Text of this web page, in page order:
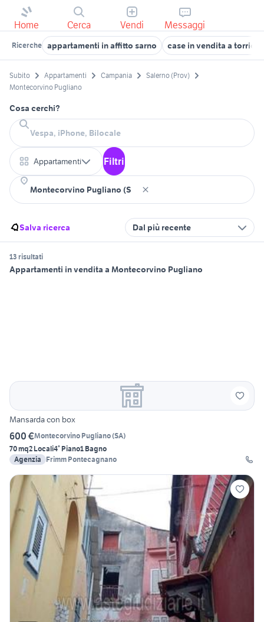
Home Cerca Vendi Messaggi
Ricerche appartamenti in affitto sarno case in vendita a
Subito Appartamenti Campania
Salerno (Prov)
Montecorvino Pugliano
Cosa cerchi?
Appartamenti Filtri
Salva ricerca Dal più recente
13 risultati
Appartamenti in vendita a Montecorvino Pugliano
Mansarda con box
600 €Montecorvino Pugliano(SA)
70 mq2 Locali4° Piano1 Bagno
Agenzia
Frimm Pontecagnano